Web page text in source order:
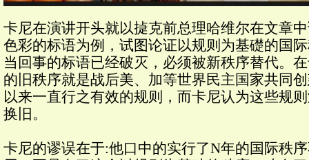
卡尼在演讲开头就以㨗克前总理哈维尔在文章
色彩的标语为例，试图论证以规则为基礎的国
当回事的标语已经破灭，必须被新秩序替代。
的旧秩序就是战后美、加等世界民主国家共同
以来一直行之有效的规则，而卡尼认为这些规
换旧。
卡尼的谬误在于:他口中的实行了N年的国际秩